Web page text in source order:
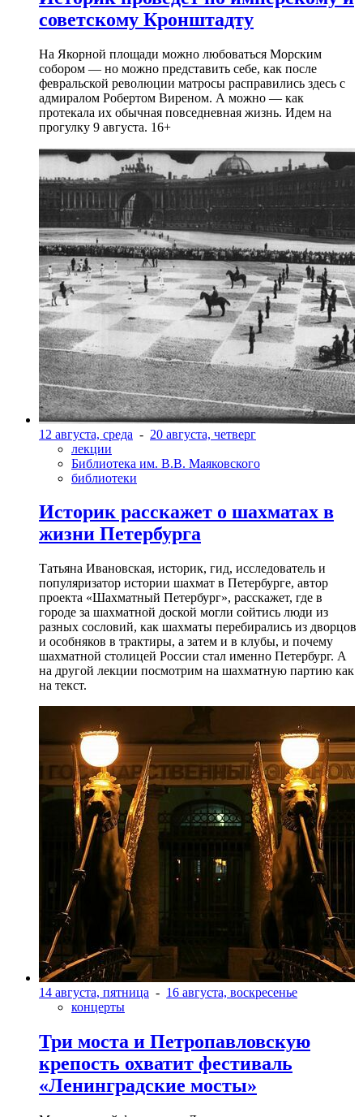
советскому Кронштадту
На Якорной площади можно любоваться Морским
собором — но можно представить себе, как после
февральской революции матросы расправились здесь с
адмиралом Робертом Виреном. А можно — как
протекала их обычная повседневная жизнь. Идем на
прогулку 9 августа. 16+
12 августа, среда - 20 августа, четверг
лекции
Библиотека им. В.В. Маяковского
библиотеки
Историк расскажет о шахматах в
жизни Петербурга
Татьяна Ивановская, историк, гид, исследователь и
популяризатор истории шахмат в Петербурге, автор
проекта «Шахматный Петербург», расскажет, где в
городе за шахматной доской могли сойтись люди из
разных сословий, как шахматы перебирались из дворцов
и особняков в трактиры, а затем и в клубы, и почему
шахматной столицей России стал именно Петербург. А
на другой лекции посмотрим на шахматную партию как
на текст.
14 августа, пятница - 16 августа, воскресенье
концерты
Три моста и Петропавловскую
крепость охватит фестиваль
«Ленинградские мосты»